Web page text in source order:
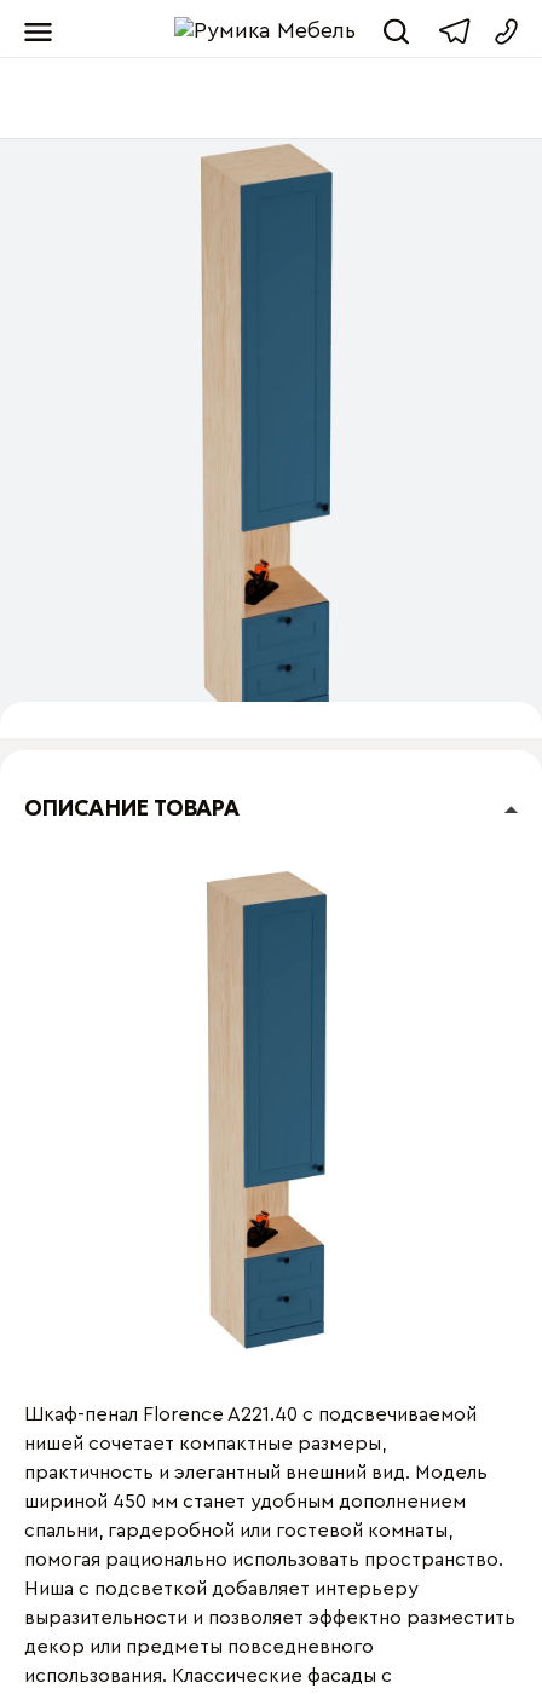
Мебель от
ОПИСАНИЕ ТОВАРА
Шкаф-пенал Florence A221.40 с подсвечиваемой
нишей сочетает компактные размеры,
практичность и элегантный внешний вид. Модель
шириной 450 мм станет удобным дополнением
спальни, гардеробной или гостевой комнаты,
помогая рационально использовать пространство.
Ниша с подсветкой добавляет интерьеру
выразительности и позволяет эффектно разместить
декор или предметы повседневного
использования. Классические фасады с